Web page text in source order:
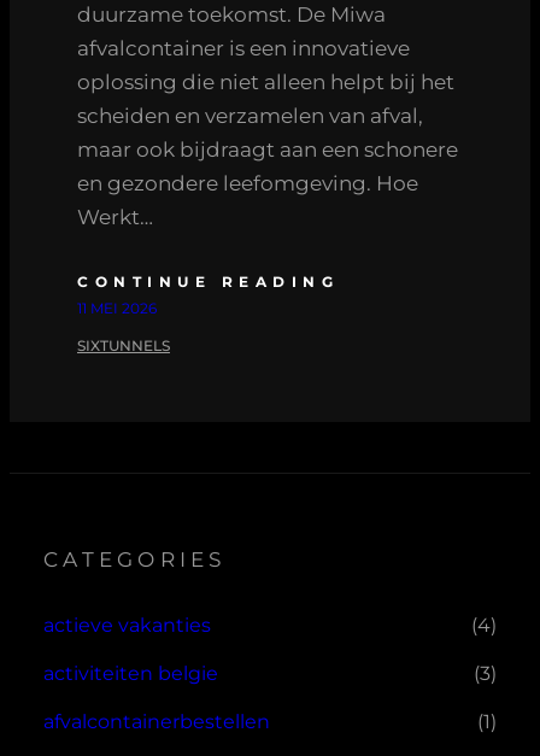
duurzame toekomst. De Miwa
afvalcontainer is een innovatieve
oplossing die niet alleen helpt bij het
scheiden en verzamelen van afval,
maar ook bijdraagt aan een schonere
en gezondere leefomgeving. Hoe
Werkt…
CONTINUE READING
11 MEI 2026
SIXTUNNELS
CATEGORIES
actieve vakanties (4)
activiteiten belgie (3)
afvalcontainerbestellen (1)